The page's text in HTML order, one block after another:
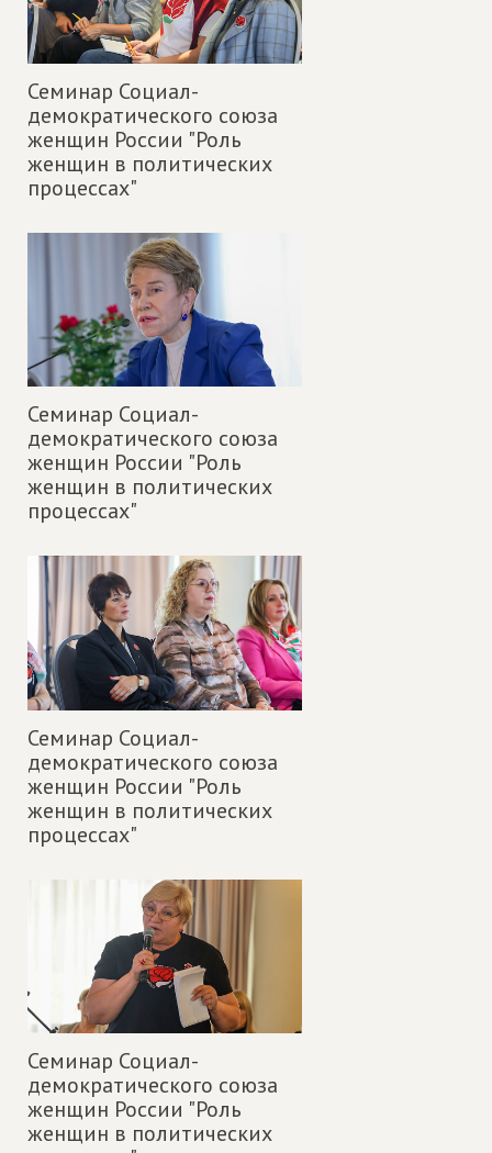
Семинар Социал-
демократического союза
женщин России "Роль
женщин в политических
процессах"
Семинар Социал-
демократического союза
женщин России "Роль
женщин в политических
процессах"
Семинар Социал-
демократического союза
женщин России "Роль
женщин в политических
процессах"
Семинар Социал-
демократического союза
женщин России "Роль
женщин в политических